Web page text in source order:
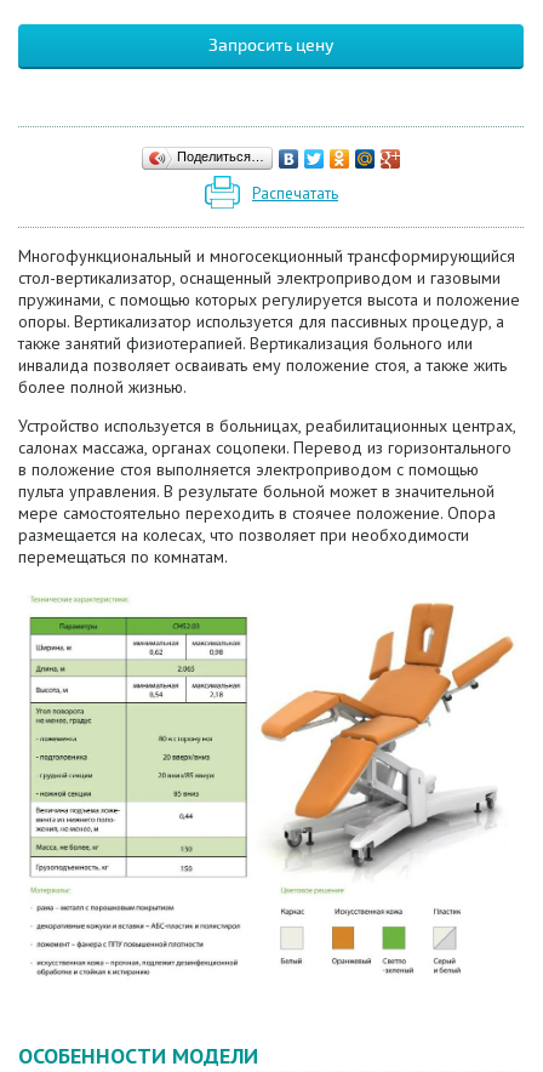
Запросить цену
Поделиться…
Распечатать
Многофункциональный и многосекционный трансформирующийся
стол-вертикализатор, оснащенный электроприводом и газовыми
пружинами, с помощью которых регулируется высота и положение
опоры. Вертикализатор используется для пассивных процедур, а
также занятий физиотерапией. Вертикализация больного или
инвалида позволяет осваивать ему положение стоя, а также жить
более полной жизнью.
Устройство используется в больницах, реабилитационных центрах,
салонах массажа, органах соцопеки. Перевод из горизонтального
в положение стоя выполняется электроприводом с помощью
пульта управления. В результате больной может в значительной
мере самостоятельно переходить в стоячее положение. Опора
размещается на колесах, что позволяет при необходимости
перемещаться по комнатам.
ОСОБЕННОСТИ МОДЕЛИ